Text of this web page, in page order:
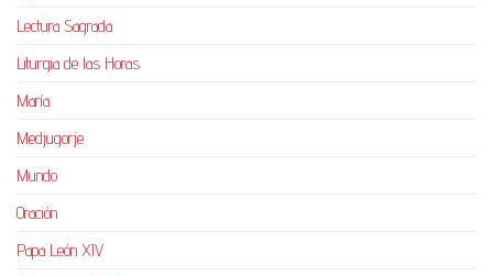
Lectura Sagrada
Liturgia de las Horas
María
Medjugorje
Mundo
Oración
Papa León XIV